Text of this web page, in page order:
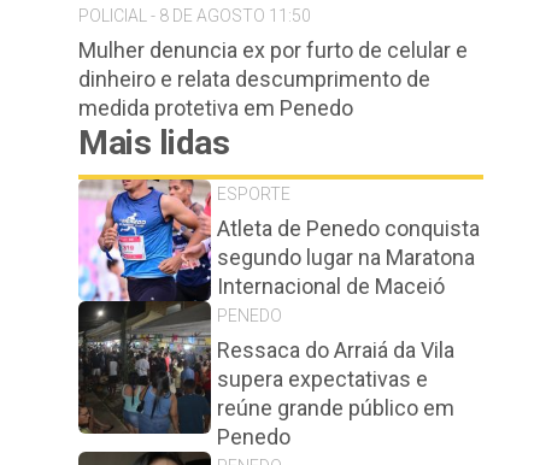
POLICIAL - 8 DE AGOSTO 11:50
Mulher denuncia ex por furto de celular e
dinheiro e relata descumprimento de
medida protetiva em Penedo
Mais lidas
ESPORTE
Atleta de Penedo conquista
segundo lugar na Maratona
Internacional de Maceió
PENEDO
Ressaca do Arraiá da Vila
supera expectativas e
reúne grande público em
Penedo